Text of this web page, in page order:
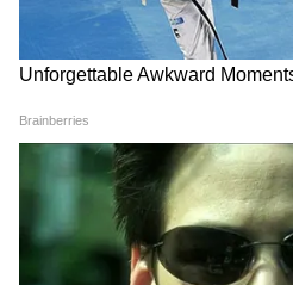
ধীরে ধীরে জলীয় বাষ্পে
করেছে। না এখনও ঠান্ডা
তাড়াতাড়ি আসছে শীতকাল